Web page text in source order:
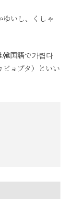
いし、くしゃ
韓国語で가렵다
ビョプタ）といい